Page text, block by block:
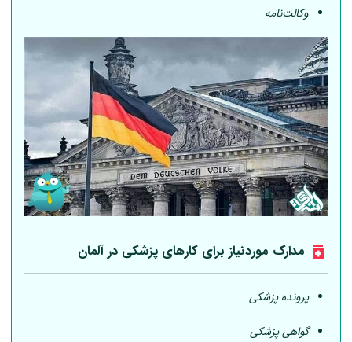
وکالت‌نامه
مدارک موردنیاز برای کارهای پزشکی درآلمان
پرونده پزشکی
گواهی پزشکی